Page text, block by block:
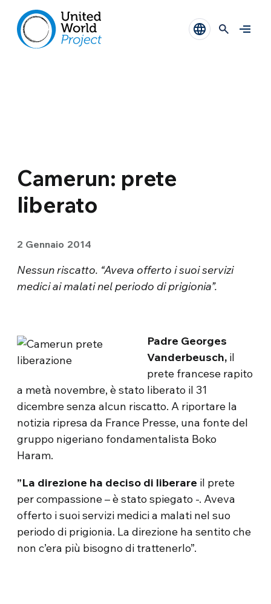
Camerun: prete
liberato
2 Gennaio 2014
Nessun riscatto. “Aveva offerto i suoi servizi
medici ai malati nel periodo di prigionia”.
Padre Georges
Vanderbeusch, il
prete francese rapito
a metà novembre, è stato liberato il 31
dicembre senza alcun riscatto. A riportare la
notizia ripresa da France Presse, una fonte del
gruppo nigeriano fondamentalista Boko
Haram.
”La direzione ha deciso di liberare il prete
per compassione – è stato spiegato -. Aveva
offerto i suoi servizi medici a malati nel suo
periodo di prigionia. La direzione ha sentito che
non c’era più bisogno di trattenerlo”.